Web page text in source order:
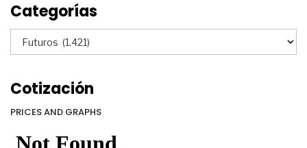
Categorías
Categorías
Cotización
PRICES AND GRAPHS